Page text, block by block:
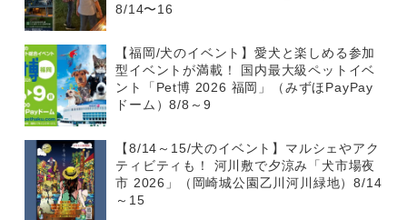
8/14〜16
【福岡/犬のイベント】愛犬と楽しめる参加
型イベントが満載！ 国内最大級ペットイベ
ント「Pet博 2026 福岡」（みずほPayPay
ドーム）8/8～9
【8/14～15/犬のイベント】マルシェやアク
ティビティも！ 河川敷で夕涼み「犬市場夜
市 2026」（岡崎城公園乙川河川緑地）8/14
～15